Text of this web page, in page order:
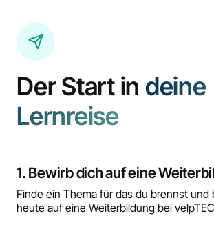
Der Start in deine
Lernreise
1. Bewirb dich auf eine
Finde ein Thema für das du brennst und
heute auf eine Weiterbildung bei